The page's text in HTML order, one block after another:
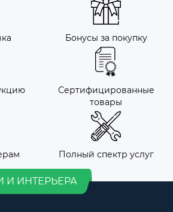
Бонусы за покупку
Сертифицированные
товары
Полный спектр услуг
И ИНТЕРЬЕРА